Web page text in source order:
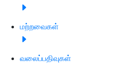
மற்றவைகள்
வலைப்பதிவுகள்